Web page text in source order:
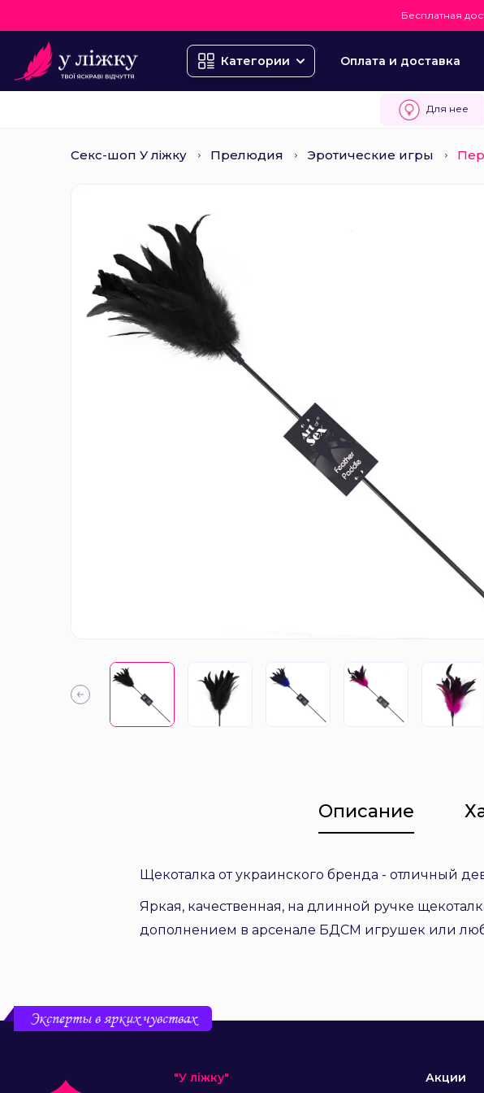
Бесплатная
Категории Оплата и доставка
Для нее
Секс-шоп У ліжку Прелюдия Эротические игры
Описание
Щекоталка от украинского бренда - отличный
Яркая, качественная, на длинной ручке
дополнением в арсенале БДСМ игрушек или
Эксперты в ярких чувствах
"У ліжку" Акции